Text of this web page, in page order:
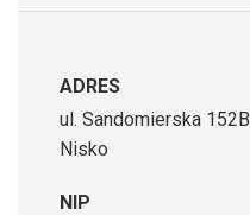
ADRES
ul. Sandomierska 152B
Nisko
NIP